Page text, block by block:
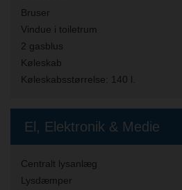
Bruser
Vindue i toiletrum
2 gasblus
Køleskab
Køleskabsstørrelse: 140 l.
El, Elektronik & Medie
Centralt lysanlæg
Lysdæmper